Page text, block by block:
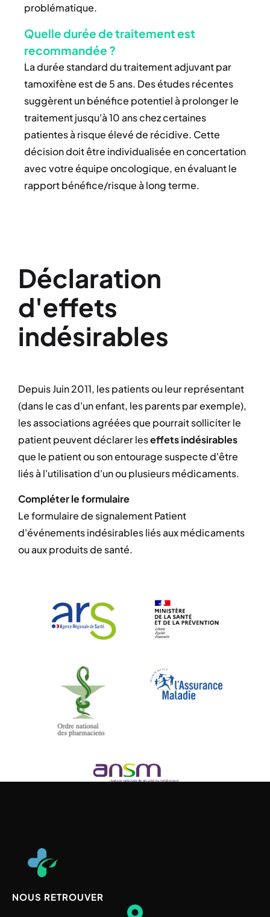
problématique.
Quelle durée de traitement est
recommandée ?
La durée standard du traitement adjuvant par
tamoxifène est de 5 ans. Des études récentes
suggèrent un bénéfice potentiel à prolonger le
traitement jusqu'à 10 ans chez certaines
patientes à risque élevé de récidive. Cette
décision doit être individualisée en concertation
avec votre équipe oncologique, en évaluant le
rapport bénéfice/risque à long terme.
Déclaration
d'effets
indésirables
Depuis Juin 2011, les patients ou leur représentant
(dans le cas d'un enfant, les parents par exemple),
les associations agréées que pourrait solliciter le
patient peuvent déclarer leseffets indésirables
que le patient ou son entourage suspecte d'être
liés à l'utilisation d'un ou plusieurs médicaments.
Compléter le formulaire
Le formulaire de signalement Patient
d'événements indésirables liés aux médicaments
ou aux produits de santé.
NOUS RETROUVER